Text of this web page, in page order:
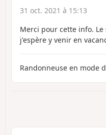
31 oct. 2021 à 15:13
Merci pour cette info.
j'espère y venir en
Randonneuse en mode